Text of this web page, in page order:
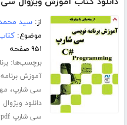
از:سید
موضوع:
۹۵۱ صفحه
برچسب‌ها:
آموزش
سی شارپ،
دانلود ویژوال
سی شارپ pdf